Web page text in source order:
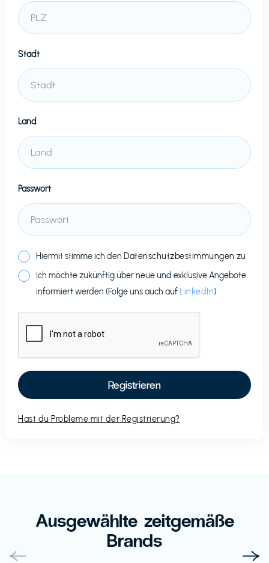
Stadt
Land
Passwort
Hiermit stimme ich den Datenschutzbestimmungen zu
Ich möchte zukünftig über neue und exklusive Angebote
informiert werden (Folge uns auch auf LinkedIn)
Hast du Probleme mit der Registrierung?
Ausgewählte zeitgemäße
Brands